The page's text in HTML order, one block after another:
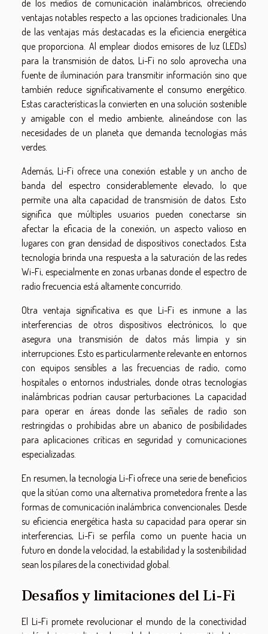
de los medios de comunicación inalámbricos, ofreciendo
ventajas notables respecto a las opciones tradicionales. Una
de las ventajas más destacadas es la eficiencia energética
que proporciona. Al emplear diodos emisores de luz (LEDs)
para la transmisión de datos, Li-Fi no solo aprovecha una
fuente de iluminación para transmitir información sino que
también reduce significativamente el consumo energético.
Estas características la convierten en una solución sostenible
y amigable con el medio ambiente, alineándose con las
necesidades de un planeta que demanda tecnologías más
verdes.
Además, Li-Fi ofrece una conexión estable y un ancho de
banda del espectro considerablemente elevado, lo que
permite una alta capacidad de transmisión de datos. Esto
significa que múltiples usuarios pueden conectarse sin
afectar la eficacia de la conexión, un aspecto valioso en
lugares con gran densidad de dispositivos conectados. Esta
tecnología brinda una respuesta a la saturación de las redes
Wi-Fi, especialmente en zonas urbanas donde el espectro de
radio frecuencia está altamente concurrido.
Otra ventaja significativa es que Li-Fi es inmune a las
interferencias de otros dispositivos electrónicos, lo que
asegura una transmisión de datos más limpia y sin
interrupciones. Esto es particularmente relevante en entornos
con equipos sensibles a las frecuencias de radio, como
hospitales o entornos industriales, donde otras tecnologías
inalámbricas podrían causar perturbaciones. La capacidad
para operar en áreas donde las señales de radio son
restringidas o prohibidas abre un abanico de posibilidades
para aplicaciones críticas en seguridad y comunicaciones
especializadas.
En resumen, la tecnología Li-Fi ofrece una serie de beneficios
que la sitúan como una alternativa prometedora frente a las
formas de comunicación inalámbrica convencionales. Desde
su eficiencia energética hasta su capacidad para operar sin
interferencias, Li-Fi se perfila como un puente hacia un
futuro en donde la velocidad, la estabilidad y la sostenibilidad
sean los pilares de la conectividad global.
Desafíos y limitaciones del Li-Fi
El Li-Fi promete revolucionar el mundo de la conectividad